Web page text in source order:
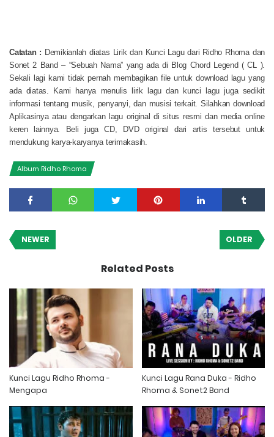
Catatan : Demikianlah diatas Lirik dan Kunci Lagu dari Ridho Rhoma dan
Sonet 2 Band – “Sebuah Nama” yang ada di Blog Chord Legend ( CL ).
Sekali lagi kami tidak pernah membagikan file untuk download lagu yang
ada diatas. Kami hanya menulis lirik lagu dan kunci lagu juga sedikit
informasi tentang musik, penyanyi, dan musisi terkait. Silahkan download
Aplikasinya atau dengarkan lagu original di situs resmi dan media online
keren lainnya. Beli juga CD, DVD original dari artis tersebut untuk
mendukung karya-karyanya terimakasih.
Album Ridho Rhoma
NEWER OLDER
Related Posts
Kunci Lagu Ridho Rhoma -
Mengapa
Kunci Lagu Rana Duka - Ridho
Rhoma & Sonet2 Band